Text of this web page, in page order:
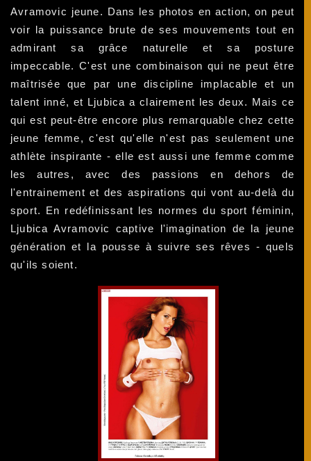
Avramovic jeune. Dans les photos en action, on peut
voir la puissance brute de ses mouvements tout en
admirant sa grâce naturelle et sa posture
impeccable. C'est une combinaison qui ne peut être
maîtrisée que par une discipline implacable et un
talent inné, et Ljubica a clairement les deux. Mais ce
qui est peut-être encore plus remarquable chez cette
jeune femme, c'est qu'elle n'est pas seulement une
athlète inspirante - elle est aussi une femme comme
les autres, avec des passions en dehors de
l'entrainement et des aspirations qui vont au-delà du
sport. En redéfinissant les normes du sport féminin,
Ljubica Avramovic captive l'imagination de la jeune
génération et la pousse à suivre ses rêves - quels
qu'ils soient.